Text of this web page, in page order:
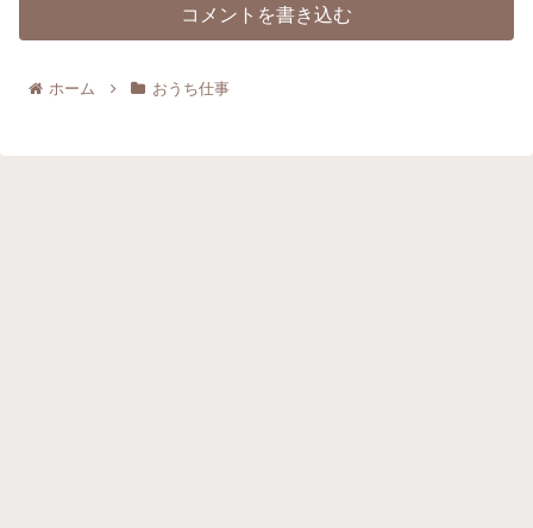
コメントを書き込む
ホーム おうち仕事